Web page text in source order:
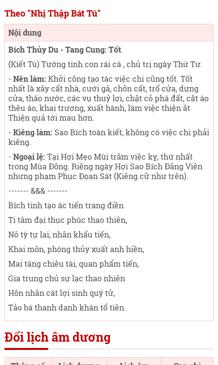
Theo "Nhị Thập Bát Tú"
Nội dung
Bích Thủy Du - Tang Cung: Tốt.
(Kiết Tú) Tướng tinh con rái cá , chủ trị ngày Thứ Tư.
- Nên làm: Khởi công tạo tác việc chi cũng tốt. Tốt
nhất là xây cất nhà, cưới gả, chôn cất, trổ cửa, dựng
cửa, tháo nước, các vụ thuỷ lợi, chặt cỏ phá đất, cắt áo
thêu áo, khai trương, xuất hành, làm việc thiện ắt
Thiện quả tới mau hơn.
- Kiêng làm: Sao Bích toàn kiết, không có việc chi phải
kiêng.
- Ngoại lệ: Tại Hợi Mẹo Mùi trăm việc kỵ, thứ nhất
trong Mùa Đông. Riêng ngày Hợi Sao Bích Đăng Viên
nhưng phạm Phục Đọan Sát (Kiêng cữ như trên).
------- &&& -------
Bích tinh tạo ác tiến trang điền
Ti tâm đại thục phúc thao thiên,
Nô tỳ tự lai, nhân khẩu tiến,
Khai môn, phóng thủy xuất anh hiền,
Mai táng chiêu tài, quan phẩm tiến,
Gia trung chủ sự lạc thao nhiên
Hôn nhân cát lợi sinh quý tử,
Tảo bá thanh danh khán tổ tiên.
Đổi lịch âm dương